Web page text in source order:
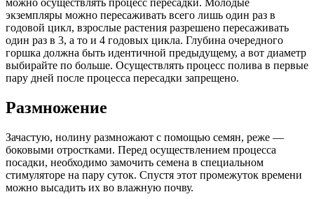
экземпляры можно пересаживать всего лишь один раз в
годовой цикл, взрослые растения разрешено пересаживать
один раз в 3, а то и 4 годовых цикла. Глубина очередного
горшка должна быть идентичной предыдущему, а вот диаметр
выбирайте по больше. Осуществлять процесс полива в первые
пару дней после процесса пересадки запрещено.
Размножение
Зачастую, нолину размножают с помощью семян, реже —
боковыми отростками. Перед осуществлением процесса
посадки, необходимо замочить семена в специальном
стимуляторе на пару суток. Спустя этот промежуток времени
можно высадить их во влажную почву.